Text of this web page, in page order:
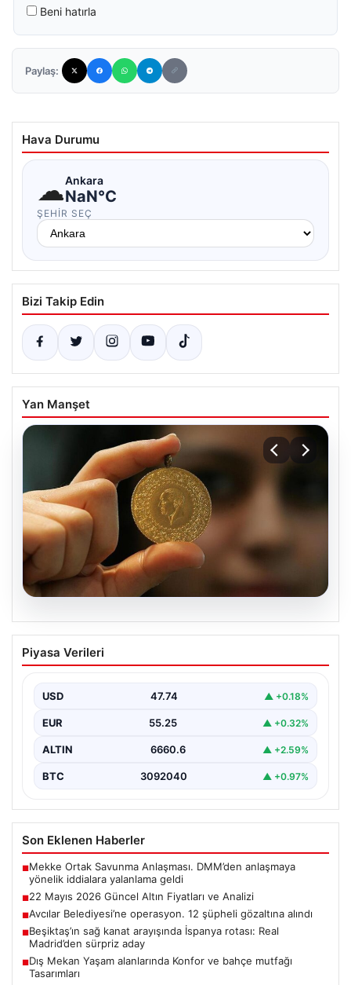
Beni hatırla
Paylaş:
Hava Durumu
☁Ankara
NaN°C
ŞEHIR SEÇ
Bizi Takip Edin
Yan Manşet
06.08.2026
22 Mayıs 2026 Güncel Altın Fiyatları ve
Analizi
hareketlilik yatırımcıların ve ilgili piyasa uzmanlarının
en…
Piyasa Verileri
USD 47.74 ▲ +0.18%
EUR 55.25 ▲ +0.32%
ALTIN 6660.6 ▲ +2.59%
BTC 3092040 ▲ +0.97%
Son Eklenen Haberler
■Mekke Ortak Savunma Anlaşması. DMM’den anlaşmaya
yönelik iddialara yalanlama geldi
■22 Mayıs 2026 Güncel Altın Fiyatları ve Analizi
■Avcılar Belediyesi’ne operasyon. 12 şüpheli gözaltına alındı
■Beşiktaş’ın sağ kanat arayışında İspanya rotası: Real
Madrid’den sürpriz aday
■Dış Mekan Yaşam alanlarında Konfor ve bahçe mutfağı
Tasarımları